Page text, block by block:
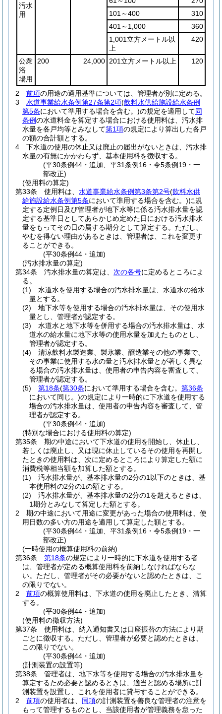
汚水
用
101～400
310
401～1,000
360
1,001立方メートル以
上
420
公衆
浴
場用
200 24,000 201立方メートル以上 120
2 前項の用途の適用基準については、管理者が別に定める。
3
水道事業給水条例第27条第2項(飲料水供給施設給水条例
第5条において準用する場合を含む。)の規定を適用して同
条例の水道料金を算定する場合における使用料は、汚水排
水量を各戸均等とみなして第1項の規定により算出した各戸
の額の合計額とする。
4
下水道の使用の休止又は廃止の届出がないときは、汚水排
水量の有無にかかわらず、基本使用料を徴収する。
(平30条例44・追加、平31条例16・令5条例19・一
部改正)
(使用料の算定)
第33条
使用料は、 水道事業給水条例第3条第2号(飲料水供
給施設給水条例第5条において準用する場合を含む。)に規
定する定例日及び管理者が地下水等に係る汚水排水量を認
定する基準日としてあらかじめ定めた日における汚水排水
量をもってその日の属する期分として算定する。 ただし、
やむを得ない理由があるときは、管理者は、これを変更す
ることができる。
(平30条例44・追加)
(汚水排水量の算定)
第34条
汚水排水量の算定は、 次の各号に定めるところによ
る。
(1)
水道水を使用する場合の汚水排水量は、水道水の給水
量とする。
(2)
地下水等を使用する場合の汚水排水量は、その使用水
量とし、管理者が認定する。
(3)
水道水と地下水等を併用する場合の汚水排水量は、水
道水の給水量に地下水等の使用水量を加えたものとし、
管理者が認定する。
(4)
清涼飲料水製造業、製氷業、醸造業その他の事業で、
その事業に使用する水の量と汚水排水量とが著しく異な
る場合の汚水排水量は、使用者の申告内容を審査して、
管理者が認定する。
(5)
第18条(第30条において準用する場合を含む。 第36条
において同じ。)の規定により一時的に下水道を使用する
場合の汚水排水量は、使用者の申告内容を審査して、管
理者が認定する。
(平30条例44・追加)
(特別な場合における使用料の算定)
第35条
期の中途において下水道の使用を開始し、休止し、
若しくは廃止し、又は現に休止しているその使用を再開し
たときの使用料は、次に定めるところにより算定した額に
消費税等相当額を加算した額とする。
(1)
汚水排水量が、基本排水量の2分の1以下のときは、基
本使用料の2分の1の額とする。
(2)
汚水排水量が、基本排水量の2分の1を超えるときは、
1期分とみなして算定した額とする。
2
期の中途において用途に変更があった場合の使用料は、使
用日数の多い方の用途を適用して算定した額とする。
(平30条例44・追加、平31条例16・令5条例19・一
部改正)
(一時使用の概算使用料の前納)
第36条
第18条の規定により一時的に下水道を使用する者
は、管理者が定める概算使用料を前納しなければならな
い。 ただし、管理者がその必要がないと認めたときは、こ
の限りでない。
2
前項の概算使用料は、下水道の使用を廃止したとき、清算
する。
(平30条例44・追加)
(使用料の徴収方法)
第37条
使用料は、納入通知書又は口座振替の方法により期
ごとに徴収する。 ただし、管理者が必要と認めたときは、
この限りでない。
(平30条例44・追加)
(計測装置の設置等)
第38条
管理者は、地下水等を使用する場合の汚水排水量を
算定するため必要と認めるときは、適当と認める場所に計
測装置を設置し、これを使用者に貸与することができる。
2
前項の使用者は、 同項の計測装置を善良な管理者の注意を
もって管理するものとし、当該使用者が管理義務を怠った